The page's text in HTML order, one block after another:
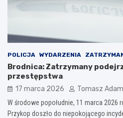
POLICJA WYDARZENIA
Brodnica: Zatrzymany
przestępstwa
17 marca 2026 Tomasz
W środowe popołudnie, 11 marca 2026
Przykop doszło do niepokojącego